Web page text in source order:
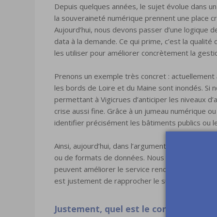
Depuis quelques années, le sujet évolue dans
la souveraineté numérique prennent une place
Aujourd’hui, nous devons passer d’une logique
data à la demande. Ce qui prime, c’est la
les utiliser pour améliorer concrètement la
Prenons un exemple très concret :
les bords de Loire et du Maine sont inondés. Si
permettant à Vigicrues d’anticiper les niveaux
crise aussi fine. Grâce à un jumeau numérique
identifier précisément les bâtiments publics ou
Ainsi, aujourd’hui, dans l’argumentaire d’Open
ou de formats de données. Nous expliquons
peuvent améliorer le service rendu aux
est justement de rapprocher le sujet de la data
Justement, quel est le contenu du